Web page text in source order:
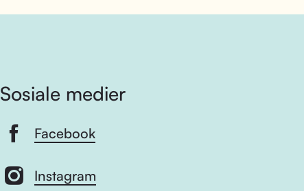
Sosiale medier
Facebook
Instagram